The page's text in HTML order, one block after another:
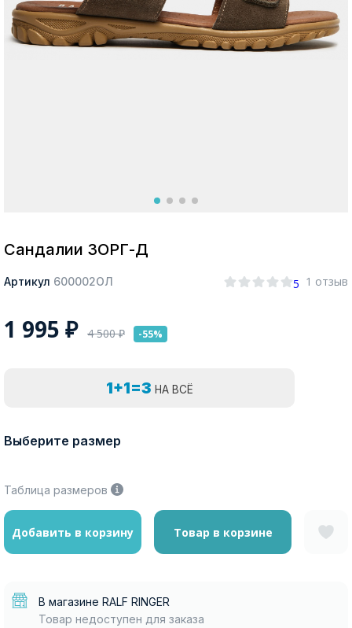
Сандалии ЗОРГ-Д
Артикул 600002ОЛ 5 1 отзыв
1 995 ₽ 4 500₽ -55%
1+1=3 НА ВСЁ
Выберите размер
Таблица размеров
Добавить в корзину Товар в корзине
В магазине RALF RINGER
Товар недоступен для заказа